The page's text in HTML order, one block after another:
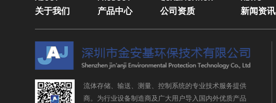
关于我们 产品中心 公司资质 新闻资讯
流体存储、输送、测量、控制系统的专业技术服务提供
商。为行业设备制造商及广大用户导入国内外优质产品